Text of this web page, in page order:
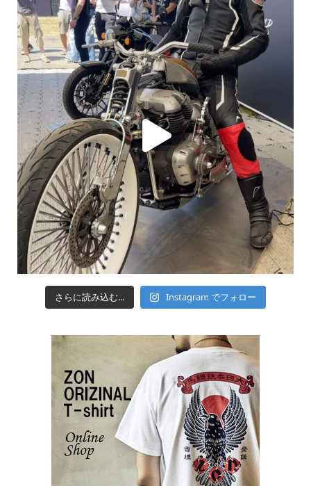
さらに読み込む... Instagram でフォロー